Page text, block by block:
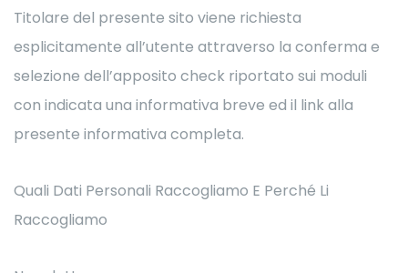
Titolare del presente sito viene richiesta
esplicitamente all’utente attraverso la conferma e
selezione dell’apposito check riportato sui moduli
con indicata una informativa breve ed il link alla
presente informativa completa.
Quali Dati Personali Raccogliamo E Perché Li
Raccogliamo